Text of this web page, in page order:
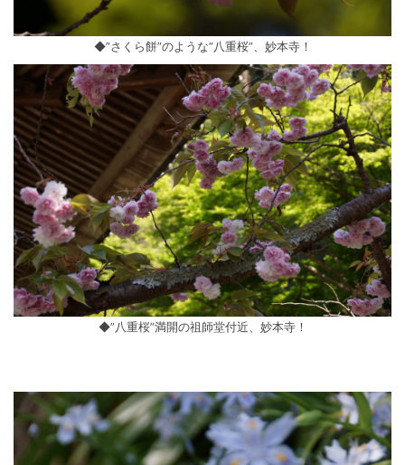
◆”さくら餅”のような”八重桜”、妙本寺！
◆”八重桜”満開の祖師堂付近、妙本寺！